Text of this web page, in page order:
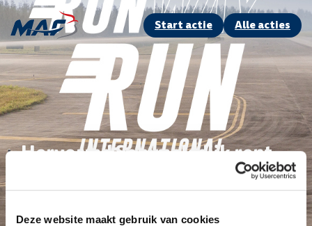
Deze website maakt gebruik van cookies
Start actie Alle acties
Hervormd Sommelsdijk rent